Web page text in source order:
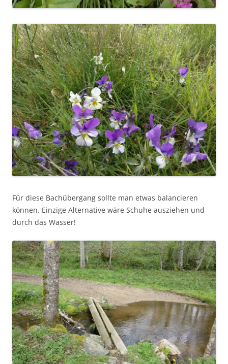
Für diese Bachübergang sollte man etwas balancieren
können. Einzige Alternative wäre Schuhe ausziehen und
durch das Wasser!